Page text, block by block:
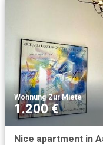
Wohnung·Zur Miete
1.200 €